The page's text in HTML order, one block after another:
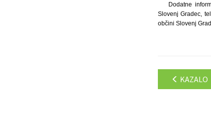
Dodatne
Slovenj Gradec,
občini Slovenj
KAZALO